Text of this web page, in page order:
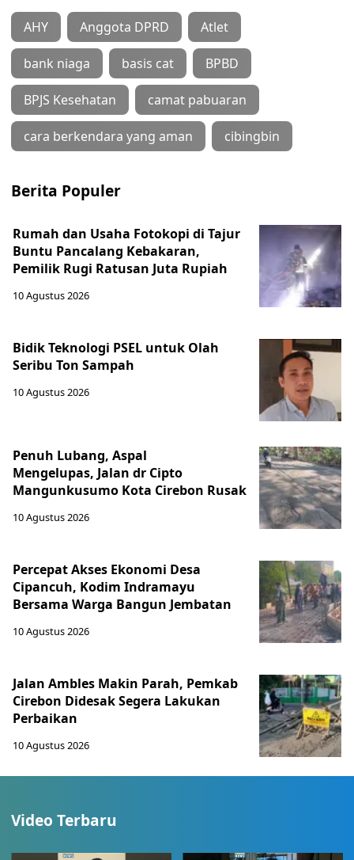
AHY Anggota DPRD Atlet
bank niaga basis cat BPBD
BPJS Kesehatan camat pabuaran
cara berkendara yang aman cibingbin
Berita Populer
Rumah dan Usaha Fotokopi di Tajur
Buntu Pancalang Kebakaran,
Pemilik Rugi Ratusan Juta Rupiah
10 Agustus 2026
Bidik Teknologi PSEL untuk Olah
Seribu Ton Sampah
10 Agustus 2026
Penuh Lubang, Aspal
Mengelupas, Jalan dr Cipto
Mangunkusumo Kota Cirebon Rusak
10 Agustus 2026
Percepat Akses Ekonomi Desa
Cipancuh, Kodim Indramayu
Bersama Warga Bangun Jembatan
10 Agustus 2026
Jalan Ambles Makin Parah, Pemkab
Cirebon Didesak Segera Lakukan
Perbaikan
10 Agustus 2026
Video Terbaru